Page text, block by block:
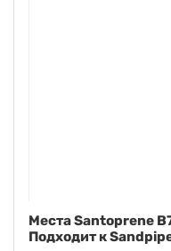
Места Santoprene
Подходит к